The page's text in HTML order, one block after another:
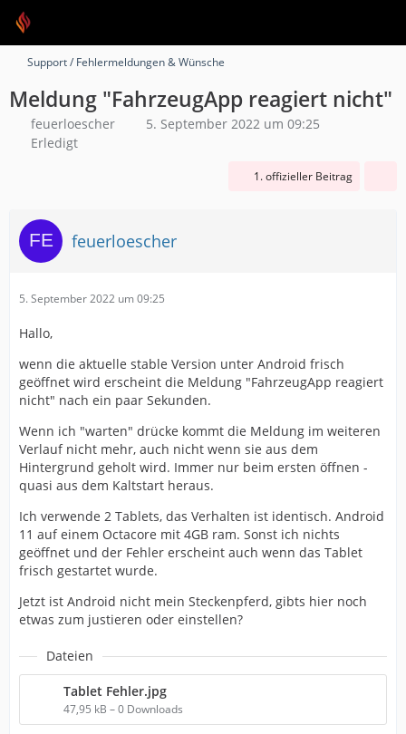
Support / Fehlermeldungen & Wünsche
Meldung "FahrzeugApp reagiert nicht"
feuerloescher
5. September 2022 um 09:25
Erledigt
1. offizieller Beitrag
feuerloescher
5. September 2022 um 09:25
Hallo,
wenn die aktuelle stable Version unter Android frisch
geöffnet wird erscheint die Meldung "FahrzeugApp reagiert
nicht" nach ein paar Sekunden.
Wenn ich "warten" drücke kommt die Meldung im weiteren
Verlauf nicht mehr, auch nicht wenn sie aus dem
Hintergrund geholt wird. Immer nur beim ersten öffnen -
quasi aus dem Kaltstart heraus.
Ich verwende 2 Tablets, das Verhalten ist identisch. Android
11 auf einem Octacore mit 4GB ram. Sonst ich nichts
geöffnet und der Fehler erscheint auch wenn das Tablet
frisch gestartet wurde.
Jetzt ist Android nicht mein Steckenpferd, gibts hier noch
etwas zum justieren oder einstellen?
Dateien
Tablet Fehler.jpg
47,95 kB – 0 Downloads